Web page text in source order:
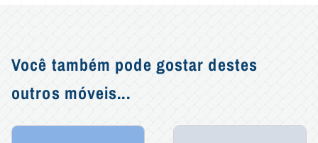
Você também pode gostar destes
outros móveis...